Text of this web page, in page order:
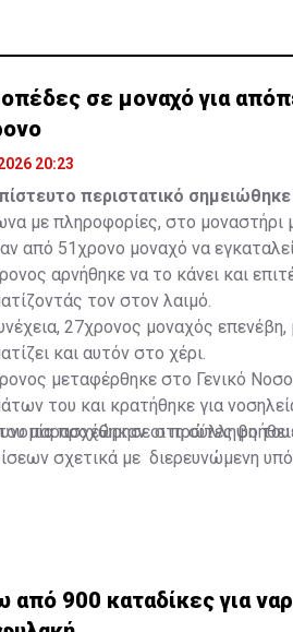
σε μοναχό για
20:23
περιστατικό
με πληροφορίες, στο μοναστήρι
από 51χρονο μοναχό να
αρνήθηκε να το κάνει και
τον στον λαιμό.
27χρονος μοναχός
και αυτόν στο χέρι.
μεταφέρθηκε στο Γενικό
του και κρατήθηκε για
παρασχέθηκαν οι πρώτες
προχώρησε στη σύλληψη του
σχετικά με διερευνώμενη
από 900 καταδίκες για